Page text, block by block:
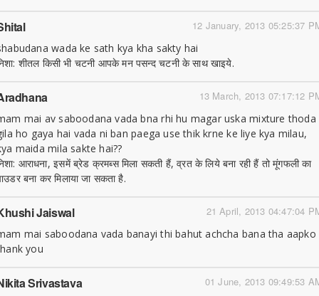
12 January, 2013 05:25:37
wada ke sath kya kha sakty hai
शीतल किसी भी चटनी आपके मन पसन्द चटनी के साथ खाइये.
13 March, 2013 07:17:12
mai av saboodana vada bna rhi hu magar uska mixture thoda
ho gaya hai vada ni ban paega use thik krne ke liye kya milau,
maida mila sakte hai??
आराधना, इसमें ब्रेड क्रमब्स मिला सकती हैं, व्रत के लिये बना रही हैं तो मूंगफली का
बना कर मिलाया जा सकता है.
21 April, 2013 04:47:04
Jaiswal
mai saboodana vada banayi thi bahut achcha bana tha aapko
you
01 June, 2013 09:49:53
Srivastava